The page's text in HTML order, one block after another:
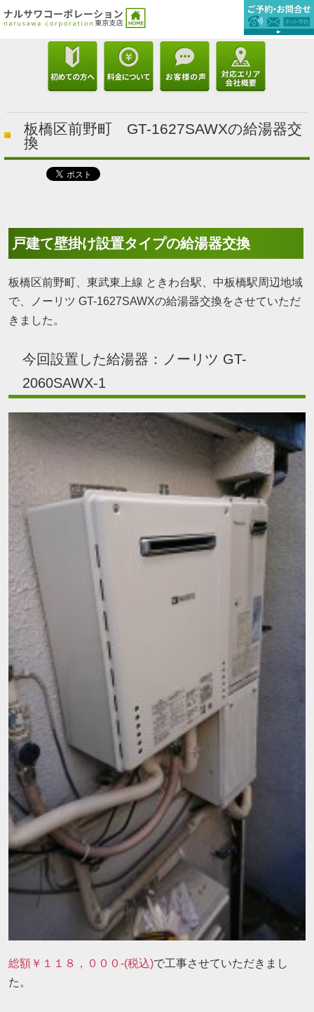
板橋区前野町 GT-1627SAWXの給湯器交
換
戸建て壁掛け設置タイプの給湯器交換
板橋区前野町、東武東上線 ときわ台駅、中板橋駅周辺地域
で、ノーリツ GT-1627SAWXの給湯器交換をさせていただ
きました。
今回設置した給湯器：ノーリツ GT-
2060SAWX-1
総額￥１１８，０００-(税込)で工事させていただきまし
た。